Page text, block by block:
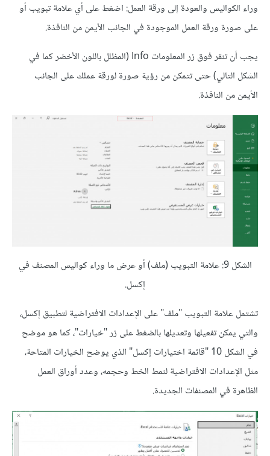
وراء الكواليس والعودة إلى ورقة العمل: اضغط على أي علامة تبويب أو
على صورة ورقة العمل الموجودة في الجانب الأيمن من النافذة.
يجب أن تنقر فوق زر المعلومات Info (المظلل باللون الأخضر كما في
الشكل التالي) حتى تتمكن من رؤية صورة لورقة عملك على الجانب
الأيمن من النافذة.
الشكل 9: علامة التبويب (ملف) أو عرض ما وراء كواليس المصنف في
إكسل.
تشتمل علامة التبويب "ملف" على الإعدادات الافتراضية لتطبيق إكسل،
والتي يمكن تفعيلها وتعديلها بالضغط على زر "خيارات"، كما هو موضح
في الشكل 10 "قائمة اختيارات إكسل" الذي يوضح الخيارات المتاحة،
مثل الإعدادات الافتراضية لنمط الخط وحجمه، وعدد أوراق العمل
الظاهرة في المصنفات الجديدة.